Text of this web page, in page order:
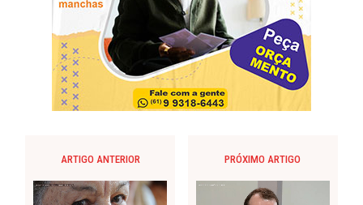
ARTIGO ANTERIOR PRÓXIMO ARTIGO